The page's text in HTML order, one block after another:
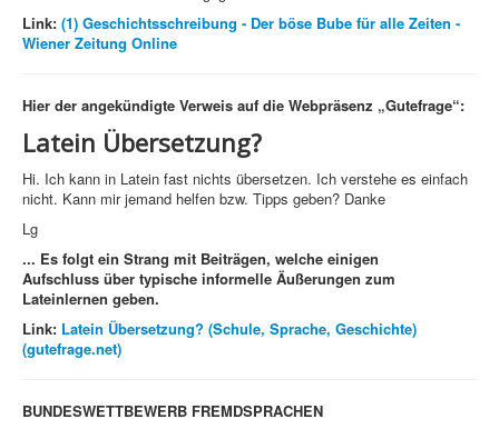
Link: (1) Geschichtsschreibung - Der böse Bube für alle Zeiten -
Wiener Zeitung Online
Hier der angekündigte Verweis auf die Webpräsenz „Gutefrage“:
Latein Übersetzung?
Hi. Ich kann in Latein fast nichts übersetzen. Ich verstehe es einfach
nicht. Kann mir jemand helfen bzw. Tipps geben? Danke
Lg
... Es folgt ein Strang mit Beiträgen, welche einigen
Aufschluss über typische informelle Äußerungen zum
Lateinlernen geben.
Link: Latein Übersetzung? (Schule, Sprache, Geschichte)
(gutefrage.net)
BUNDESWETTBEWERB FREMDSPRACHEN